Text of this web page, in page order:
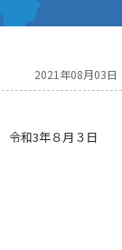
2021年08月03日
令和3年８月３日